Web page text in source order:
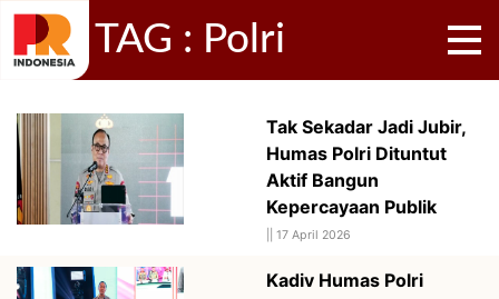
TAG : Polri
Tak Sekadar Jadi Jubir,
Humas Polri Dituntut
Aktif Bangun
Kepercayaan Publik
17 April 2026
Kadiv Humas Polri